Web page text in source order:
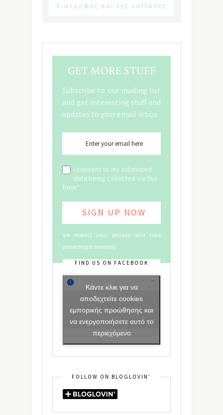
διατροφής και της εστίασης
GET MORE STUFF
Subscribe to our mailing list
and get interesting stuff and
updates to your email inbox.
I consent to my submitted
data being collected via this
form*
we respect your privacy and take
protecting it seriously
FIND US ON FACEBOOK
Κάντε κλικ για να
αποδεχτείτε cookies
εμπορικής προώθησης και
να ενεργοποιήσετε αυτό το
περιεχόμενο
FOLLOW ON BLOGLOVIN’